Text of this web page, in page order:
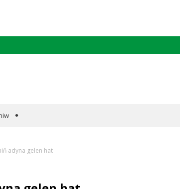
adyna gelen hat